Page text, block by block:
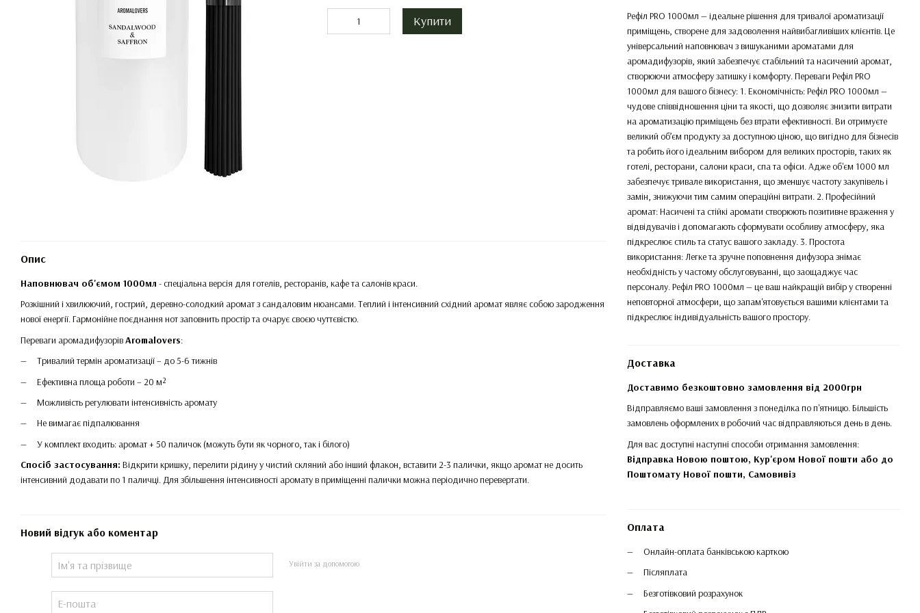
Купити
Рефіл PRO 1000мл — ідеальне рішення для тривалої ароматизації
приміщень, створене для задоволення найвибагливіших клієнтів. Це
універсальний наповнювач з вишуканими ароматами для
аромадифузорів, який забезпечує стабільний та насичений аромат,
створюючи атмосферу затишку і комфорту. Переваги Рефіл PRO
1000мл для вашого бізнесу: 1. Економічність: Рефіл PRO 1000мл —
чудове співвідношення ціни та якості, що дозволяє знизити витрати
на ароматизацію приміщень без втрати ефективності. Ви отримуєте
великий об’єм продукту за доступною ціною, що вигідно для бізнесів
та робить його ідеальним вибором для великих просторів, таких як
готелі, ресторани, салони краси, спа та офіси. Адже об'єм 1000 мл
забезпечує тривале використання, що зменшує частоту закупівель і
замін, знижуючи тим самим операційні витрати. 2. Професійний
аромат: Насичені та стійкі аромати створюють позитивне враження у
відвідувачів і допомагають сформувати особливу атмосферу, яка
підкреслює стиль та статус вашого закладу. 3. Простота
використання: Легке та зручне поповнення дифузора знімає
необхідність у частому обслуговуванні, що заощаджує час
персоналу. Рефіл PRO 1000мл — це ваш найкращій вибір у створенні
неповторної атмосфери, що запам'ятовується вашими клієнтами та
підкреслює індивідуальність вашого простору.
Доставка
Доставимо безкоштовно замовлення від 2000грн
Відправляємо ваші замовлення з понеділка по п'ятницю. Більшість
замовлень оформлених в робочий час відправляються день в день.
Для вас доступні наступні способи отримання замовлення:
Відправка Новою поштою, Кур'єром Нової пошти або до
Поштомату Нової пошти, Самовивіз
Оплата
Онлайн-оплата банківською карткою
Післяплата
Безготівковий розрахунок
Опис
Наповнювач об'ємом 1000мл - спеціальна версія для готелів, ресторанів, кафе та салонів краси.
Розкішний і хвилюючий, гострий, деревно-солодкий аромат з сандаловим нюансами. Теплий і інтенсивний східний аромат являє собою зародження
нової енергії. Гармонійне поєднання нот заповнить простір та очарує своєю чуттєвістю.
Переваги аромадифузорівAromalovers:
Тривалий термін ароматизації – до 5-6 тижнів
Ефективна площа роботи – 20 м²
Можливість регулювати інтенсивність аромату
Не вимагає підпалювання
У комплект входить: аромат + 50 паличок (можуть бути як чорного, так і білого)
Спосіб застосування: Відкрити кришку, перелити рідину у чистий скляний або інший флакон, вставити 2-3 палички, якщо аромат не досить
інтенсивний додавати по 1 паличці. Для збільшення інтенсивності аромату в приміщенні палички можна періодично перевертати.
Новий відгук або коментар
Увійти за допомогою